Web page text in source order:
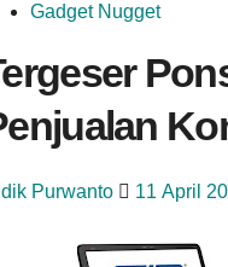
Gadget Nugget
Purwanto 11 April